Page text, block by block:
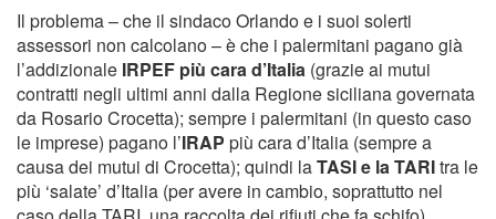
Il problema – che il sindaco Orlando e i suoi solerti
assessori non calcolano – è che i palermitani pagano già
l’addizionale IRPEF più cara d’Italia (grazie ai mutui
contratti negli ultimi anni dalla Regione siciliana governata
da Rosario Crocetta); sempre i palermitani (in questo caso
le imprese) pagano l’IRAP più cara d’Italia (sempre a
causa dei mutui di Crocetta); quindi laTASI e la TARItra le
più ‘salate’ d’Italia (per avere in cambio, soprattutto nel